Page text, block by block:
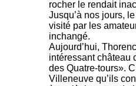
rocher le rendait
Jusqu’à nos jours,
visité par les
inchangé.
Aujourd’hui,
intéressant château
des Quatre-tours».
Villeneuve qu’ils